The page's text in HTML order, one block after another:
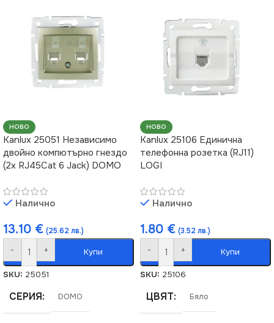
НОВО
Kanlux 25051 Независимо
двойно компютърно гнездо
(2x RJ45Cat 6 Jack) DOMO
Налично
13.10 € (25.62 лв.)
- + Купи
SKU: 25051
СЕРИЯ DOMO
НОВО
Kanlux 25106 Единична
телефонна розетка (RJ11)
LOGI
Налично
1.80 € (3.52 лв.)
- + Купи
SKU: 25106
ЦВЯТ Бяло